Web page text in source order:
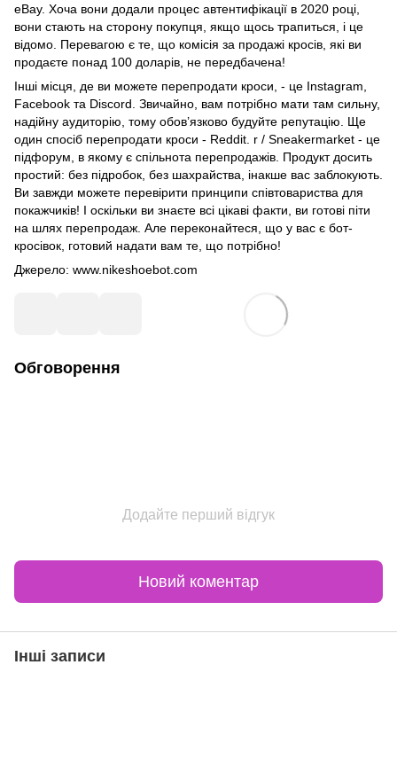
eBay. Хоча вони додали процес автентифікації в 2020 році,
вони стають на сторону покупця, якщо щось трапиться, і це
відомо. Перевагою є те, що комісія за продажі кросів, які ви
продаєте понад 100 доларів, не передбачена!
Інші місця, де ви можете перепродати кроси, - це Instagram,
Facebook та Discord. Звичайно, вам потрібно мати там сильну,
надійну аудиторію, тому обов’язково будуйте репутацію. Ще
один спосіб перепродати кроси - Reddit. r / Sneakermarket - це
підфорум, в якому є спільнота перепродажів. Продукт досить
простий: без підробок, без шахрайства, інакше вас заблокують.
Ви завжди можете перевірити принципи співтовариства для
покажчиків! І оскільки ви знаєте всі цікаві факти, ви готові піти
на шлях перепродаж. Але переконайтеся, що у вас є бот-
кросівок, готовий надати вам те, що потрібно!
Джерело: www.nikeshoebot.com
Обговорення
Додайте перший відгук
Новий коментар
Інші записи